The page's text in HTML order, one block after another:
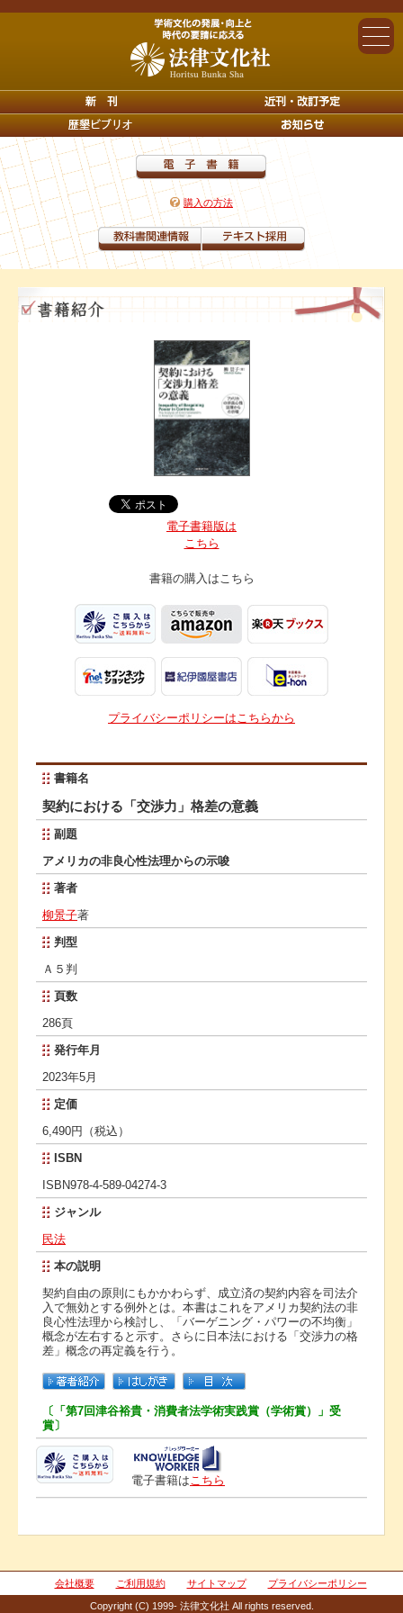
購入の方法
電子書籍版は
こちら
書籍の購入は こちら
プライバシーポリシーはこちらから
書籍名
契約における「交渉力」格差の意義
副題
アメリカの非良心性法理からの示唆
著者
柳景子著
判型
Ａ５判
頁数
286頁
発行年月
2023年5月
定価
6,490円（税込）
ISBN
ISBN978-4-589-04274-3
ジャンル
民法
本の説明
契約自由の原則にもかかわらず、成立済の契約内容を司法介
入で無効とする例外とは。本書はこれをアメリカ契約法の非
良心性法理から検討し、「バーゲニング・パワーの不均衡」
概念が左右すると示す。さらに日本法における「交渉力の格
差」概念の再定義を行う。
〔「第7回津谷裕貴・消費者法学術実践賞（学術賞）」受
賞〕
電子書籍はこちら
会社概要 ご利用規約 サイトマップ プライバシーポリシー
Copyright (C) 1999- 法律文化社 All rights reserved.